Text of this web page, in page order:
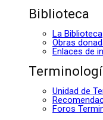
Biblioteca
La Biblioteca
Obras
Enlaces de
Unidad de
Foros